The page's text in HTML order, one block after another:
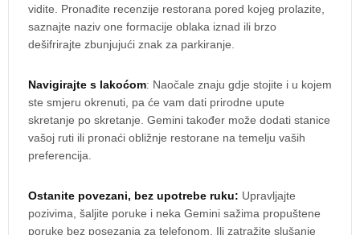
vidite. Pronađite recenzije restorana pored kojeg prolazite,
saznajte naziv one formacije oblaka iznad ili brzo
dešifrirajte zbunjujući znak za parkiranje.
Navigirajte s lakoćom: Naočale znaju gdje stojite i u kojem
ste smjeru okrenuti, pa će vam dati prirodne upute
skretanje po skretanje. Gemini također može dodati stanice
vašoj ruti ili pronaći obližnje restorane na temelju vaših
preferencija.
Ostanite povezani, bez upotrebe ruku: Upravljajte
pozivima, šaljite poruke i neka Gemini sažima propuštene
poruke bez posezanja za telefonom. Ili zatražite slušanje